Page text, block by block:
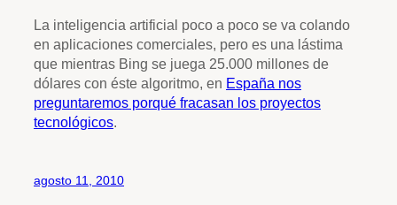
La inteligencia artificial poco a poco se va colando
en aplicaciones comerciales, pero es una lástima
que mientras Bing se juega 25.000 millones de
dólares con éste algoritmo, en España nos
preguntaremos porqué fracasan los proyectos
tecnológicos.
agosto 11, 2010